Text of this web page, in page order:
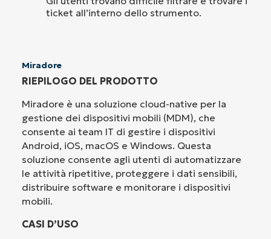
ticket all’interno dello strumento.
Miradore
RIEPILOGO DEL PRODOTTO
Miradore è una soluzione cloud-native per la
gestione dei dispositivi mobili (MDM), che
consente ai team IT di gestire i dispositivi
Android, iOS, macOS e Windows. Questa
soluzione consente agli utenti di automatizzare
le attività ripetitive, proteggere i dati sensibili,
distribuire software e monitorare i dispositivi
mobili.
CASI D’USO